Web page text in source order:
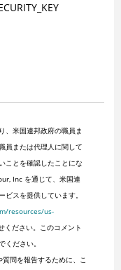
、米国連邦政府の職員ま
員または代理人に関して
ことを確認したことにな
Inc を通じて、米国連
スを提供しています。
resources/us-
ください。このコメント
ださい。
問を報告するために、こ